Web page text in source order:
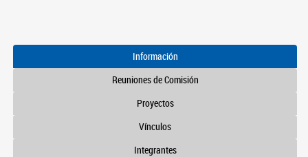
Información
Reuniones de Comisión
Proyectos
Vínculos
Integrantes